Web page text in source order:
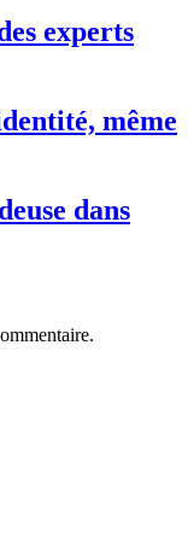
experts
même
dans